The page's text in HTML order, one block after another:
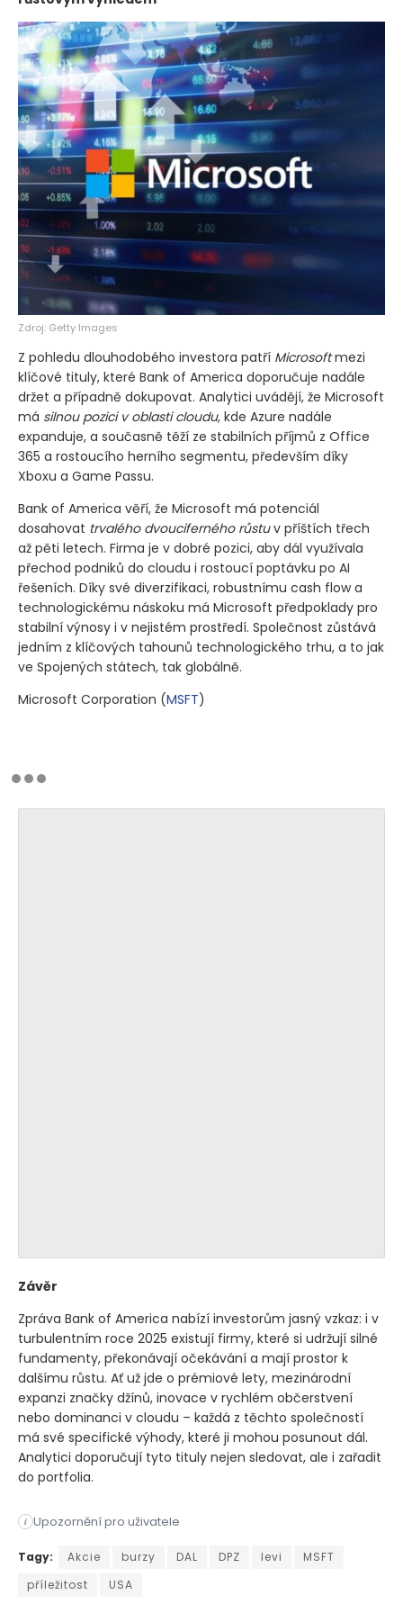
Zdroj: Getty Images
Z pohledu dlouhodobého investora patří Microsoftmezi
klíčové tituly, které Bank of America doporučuje nadále
držet a případně dokupovat. Analytici uvádějí, že Microsoft
má silnou pozici v oblasti cloudu, kde Azure nadále
expanduje, a současně těží ze stabilních příjmů z Office
365 a rostoucího herního segmentu, především díky
Xboxu a Game Passu.
Bank of America věří, že Microsoft má potenciál
dosahovat trvalého dvouciferného růstuv příštích třech
až pěti letech. Firma je v dobré pozici, aby dál využívala
přechod podniků do cloudu i rostoucí poptávku po AI
řešeních. Díky své diverzifikaci, robustnímu cash flow a
technologickému náskoku má Microsoft předpoklady pro
stabilní výnosy i v nejistém prostředí. Společnost zůstává
jedním z klíčových tahounů technologického trhu, a to jak
ve Spojených státech, tak globálně.
Microsoft Corporation (MSFT)
Závěr
Zpráva Bank of America nabízí investorům jasný vzkaz: i v
turbulentním roce 2025 existují firmy, které si udržují silné
fundamenty, překonávají očekávání a mají prostor k
dalšímu růstu. Ať už jde o prémiové lety, mezinárodní
expanzi značky džínů, inovace v rychlém občerstvení
nebo dominanci v cloudu – každá z těchto společností
má své specifické výhody, které ji mohou posunout dál.
Analytici doporučují tyto tituly nejen sledovat, ale i zařadit
do portfolia.
i Upozornění pro uživatele
Bank of America zveřejnila čerstvý výběr společností,
Tagy: Akcie burzy DAL DPZ levi
MSFT
příležitost
USA